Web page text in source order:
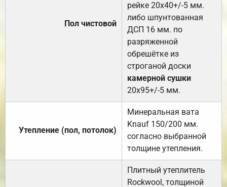
Пол чистовой
рейке 20х40+/-5 мм.
либо шпунтованная
ДСП 16 мм. по
разряженной
обрешётке из
строганой доски
камерной сушки
20х95+/-5 мм.
Утепление (пол, потолок)
Минеральная вата
Knauf 150/200 мм.
согласно выбранной
толщине утепления.
Плитный утеплитель
Rockwool, толщиной